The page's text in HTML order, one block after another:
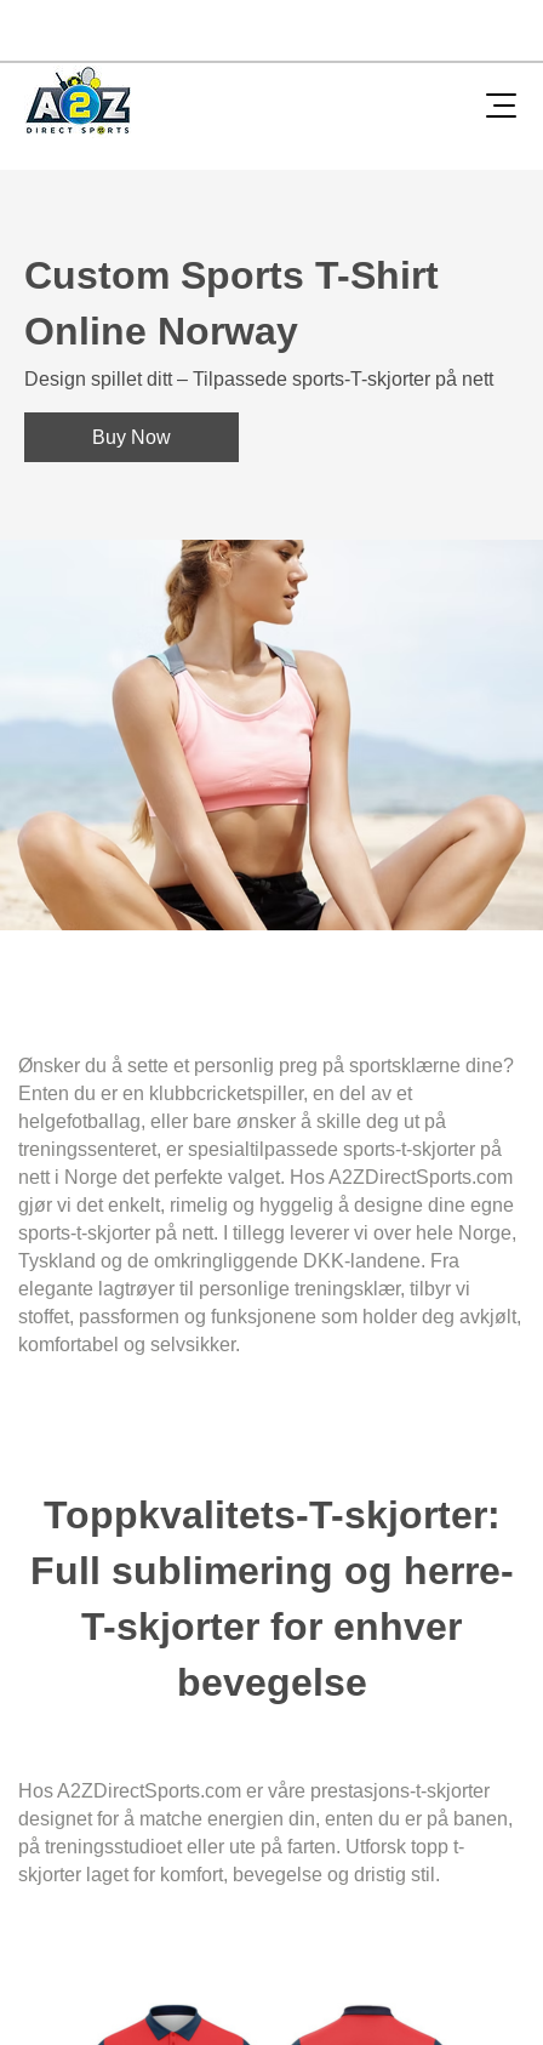
Custom Sports T-Shirt
Online Norway
Design spillet ditt – Tilpassede sports-T-skjorter på nett
Buy Now
Ønsker du å sette et personlig preg på sportsklærne dine?
Enten du er en klubbcricketspiller, en del av et
helgefotballag, eller bare ønsker å skille deg ut på
treningssenteret, er spesialtilpassede sports-t-skjorter på
nett i Norge det perfekte valget. Hos A2ZDirectSports.com
gjør vi det enkelt, rimelig og hyggelig å designe dine egne
sports-t-skjorter på nett. I tillegg leverer vi over hele Norge,
Tyskland og de omkringliggende DKK-landene. Fra
elegante lagtrøyer til personlige treningsklær, tilbyr vi
stoffet, passformen og funksjonene som holder deg avkjølt,
komfortabel og selvsikker.
Toppkvalitets-T-skjorter:
Full sublimering og herre-
T-skjorter for enhver
bevegelse
Hos A2ZDirectSports.com er våre prestasjons-t-skjorter
designet for å matche energien din, enten du er på banen,
på treningsstudioet eller ute på farten. Utforsk topp t-
skjorter laget for komfort, bevegelse og dristig stil.